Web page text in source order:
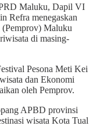
Maluku, Dapil VI
Refra menegaskan
(Pemprov) Maluku
di masing-
Pesona Meti Kei
dan Ekonomi
oleh Pemprov.
APBD provinsi
wisata Kota Tual